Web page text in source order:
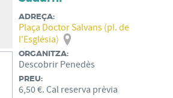
ADREÇA:
Plaça Doctor Salvans (pl. de
l'Església)
ORGANITZA:
Descobrir Penedès
PREU:
6,50 €. Cal reserva prèvia